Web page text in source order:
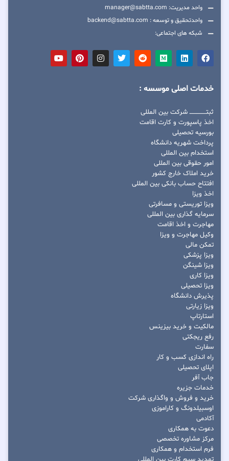
واحد مدیریت: manager@sabtta.com
واحدتحقیق و توسعه : backend@sabtta.com
شبکه های اجتماعی:
خدمات اصلی موسسه :
ثبتــــــــــــــــ شرکت بین المللی
اخذ پاسپورت و کارت اقامت
بورسیه تحصیلی
پرداخت شهریه دانشگاه
استخدام بین المللی
امور حقوقی بین المللی
خرید املاک خارج کشور
افتتاح حساب بانکی بین المللی
اخذ ویزا
ویزا توریستی و مسافرتی
سرمایه گذاری بین المللی
مهاجرت و اخذ اقامت
وکیل مهاجرت و ویزا
تمکن مالی
ویزا پزشکی
ویزا شینگن
ویزا کاری
ویزا تحصیلی
پذیرش دانشگاه
ویزا زیارتی
استارتاپ
مالکیت و خرید بیزینس
رفع ریجکتی
سفارت
راه اندازی کسب و کار
اپلای تحصیلی
جاب آفر
خدمات جزیره
خرید و فروش و واگذاری شرکت
اوسبیلدونگ و کاراموزی
آکادمی
دعوت به همکاری
مرکز مشاوره تخصصی
فرم استخدام و همکاری